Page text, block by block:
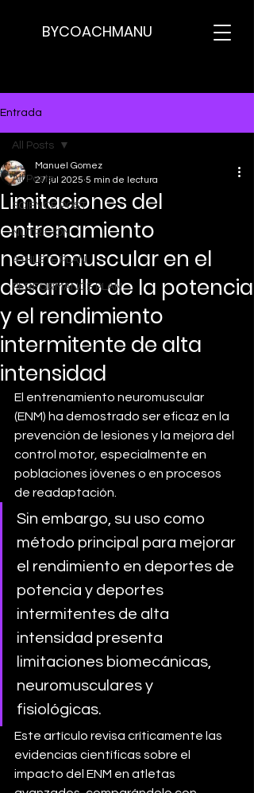
BYCOACHMANU
Entrada
All Posts
SCIENCE POST
NUTRICION
ATHLETE PLAN
PERFORMANCE PLAN
All Posts
Limitaciones del
entrenamiento
neuromuscular en el
desarrollo de la potencia
y el rendimiento
intermitente de alta
intensidad
Manuel Gomez
27 jul 2025 5 min de lectura
El entrenamiento neuromuscular
(ENM) ha demostrado ser eficaz en la
prevención de lesiones y la mejora del
control motor, especialmente en
poblaciones jóvenes o en procesos
de readaptación.
Sin embargo, su uso como
método principal para mejorar
el rendimiento en deportes de
potencia y deportes
intermitentes de alta
intensidad presenta
limitaciones biomecánicas,
neuromusculares y
fisiológicas.
Este artículo revisa críticamente las
evidencias científicas sobre el
impacto del ENM en atletas